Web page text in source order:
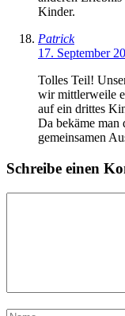
Kinder.
Patrick
17. September
Tolles Teil!
wir mittlerweile
auf ein drittes
Da bekäme man
gemeinsamen
Schreibe einen